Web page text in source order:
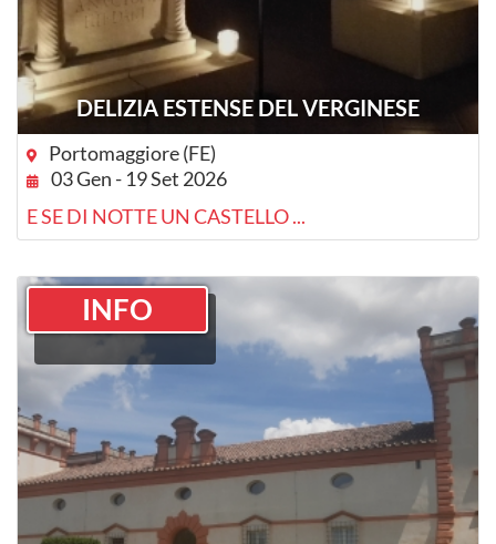
DELIZIA ESTENSE DEL VERGINESE
Portomaggiore (FE)
03 Gen - 19 Set 2026
E SE DI NOTTE UN CASTELLO ...
INFO